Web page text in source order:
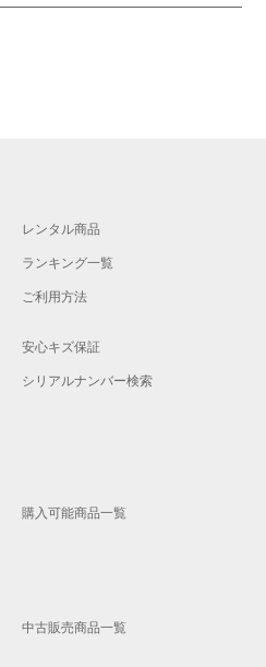
レンタル商品
ランキング一覧
ご利用方法
安心キズ保証
シリアルナンバー検索
購入可能商品一覧
中古販売商品一覧